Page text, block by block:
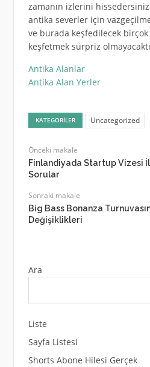
zamanın izlerini
antika severler için
ve burada keşfedilecek
keşfetmek sürpriz
Antika Alanlar
Antika Alan Yerler
KATEGORILER Uncategorized
Önceki makale
Finlandiyada Startup Vizesi
Sorular
Sonraki makale
Big Bass Bonanza
Değişiklikleri
Ara
Liste
Sayfa Listesi
Shorts Abone Hilesi Gerçek